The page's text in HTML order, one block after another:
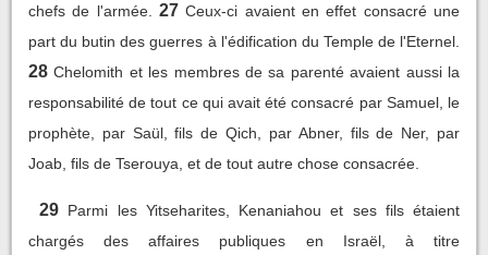
chefs de l'armée.
27 Ceux-ci avaient en effet consacré une
part du butin des guerres à l'édification du Temple de l'Eternel.
28 Chelomith et les membres de sa parenté avaient aussi la
responsabilité de tout ce qui avait été consacré par Samuel, le
prophète, par Saül, fils de Qich, par Abner, fils de Ner, par
Joab, fils de Tserouya, et de tout autre chose consacrée.
29 Parmi les Yitseharites, Kenaniahou et ses fils étaient
chargés des affaires publiques en Israël, à titre